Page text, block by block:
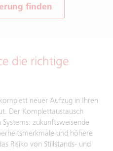
finden
die richtige
neuer Aufzug in Ihren
Der Komplettaustausch
zukunftsweisende
und höhere
Risiko von Stillstands- und